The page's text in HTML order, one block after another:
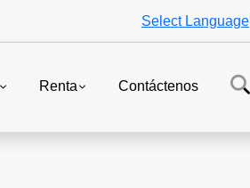
Select Language
Renta Contáctenos